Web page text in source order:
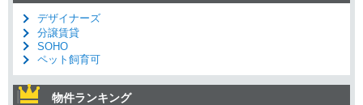
デザイナーズ
分譲賃貸
SOHO
ペット飼育可
物件ランキング